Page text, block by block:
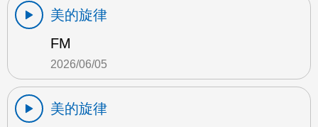
美的旋律
FM
2026/06/05
美的旋律